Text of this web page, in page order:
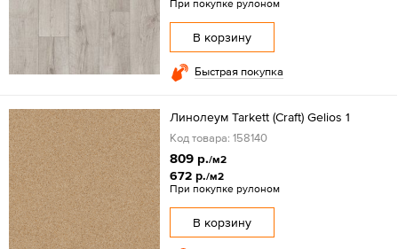
При покупке рулоном
В корзину
Быстрая покупка
Линолеум Tarkett (Craft) Gelios 1
Код товара: 158140
809 р./м2
672 р./м2
При покупке рулоном
В корзину